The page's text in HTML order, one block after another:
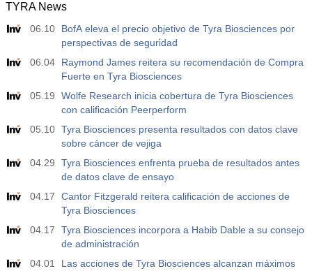
14:00
ISM Empleo en la Industria no Manufacturera
Act.
47.4
Pronós.
51.9
Prev.
USD
Índice de Precios de la Industria no Manufacturera de
Pronós.
-1.257 M
AIE Cambio en las Reservas de Crudo en Cushing
Act.
2.356 M
Pronós.
0.417 M
Prev.
TYRA News
06.10
BofA eleva el precio objetivo de Tyra Biosciences por
perspectivas de seguridad
06.04
Raymond James reitera su recomendación de Compra
Fuerte en Tyra Biosciences
05.19
Wolfe Research inicia cobertura de Tyra Biosciences
con calificación Peerperform
05.10 Tyra Biosciences presenta resultados con datos clave
sobre cáncer de vejiga
04.29
Tyra Biosciences enfrenta prueba de resultados antes
de datos clave de ensayo
04.17
Cantor Fitzgerald reitera calificación de acciones de
Tyra Biosciences
04.17
Tyra Biosciences incorpora a Habib Dable a su consejo
de administración
04.01
Las acciones de Tyra Biosciences alcanzan máximos